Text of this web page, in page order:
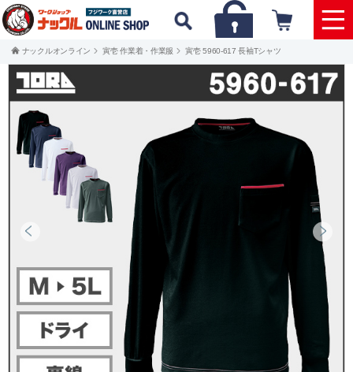
ナックルオンライン 寅壱 作業着・作業服 寅壱 5960-617 長袖Tシャツ